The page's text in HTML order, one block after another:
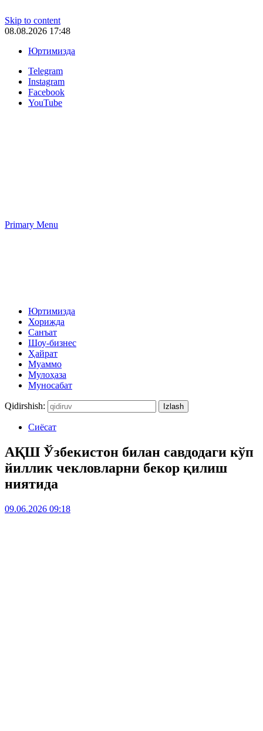
Skip to content
08.08.2026 17:48
Юртимизда
Telegram
Instagram
Facebook
YouTube
Primary Menu
Юртимизда
Хорижда
Санъат
Шоу-бизнес
Ҳайрат
Муаммо
Мулоҳаза
Муносабат
Qidirshish:
Сиёсат
АҚШ Ўзбекистон билан савдодаги кўп
йиллик чекловларни бекор қилиш
ниятида
09.06.2026 09:18